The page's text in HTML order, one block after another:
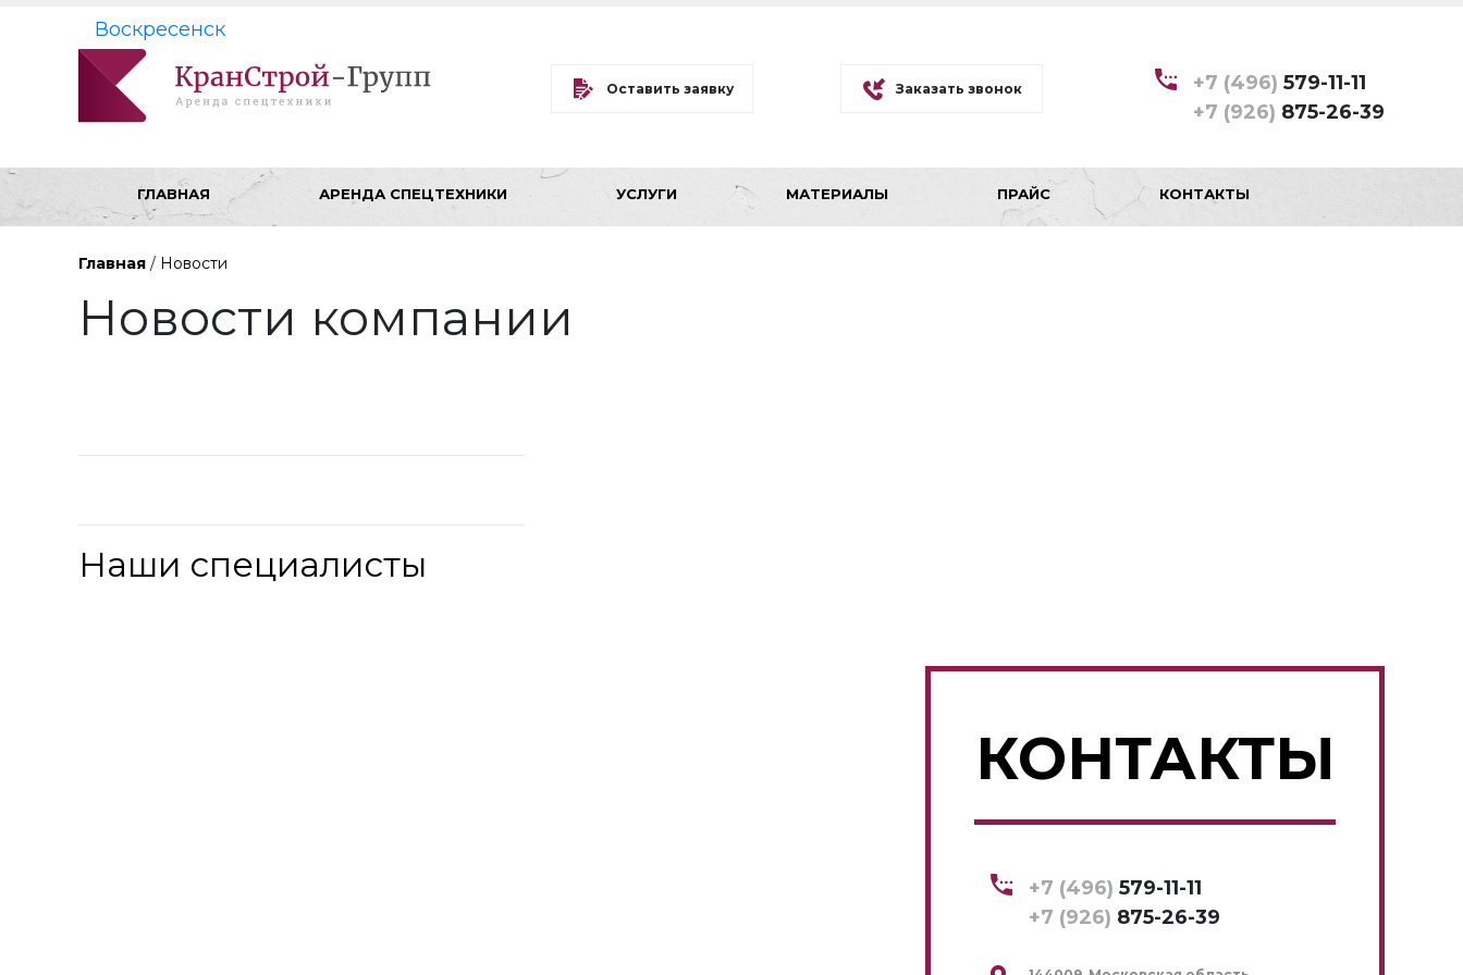
+7 (496) 579-11-11
+7 (926) 875-26-39
Оставить заявку Заказать звонок
Воскресенск
ГЛАВНАЯ АРЕНДА СПЕЦТЕХНИКИ УСЛУГИ МАТЕРИАЛЫ ПРАЙС КОНТАКТЫ
Главная / Новости
Новости компании
Наши специалисты
КОНТАКТЫ
+7 (496) 579-11-11
+7 (926) 875-26-39